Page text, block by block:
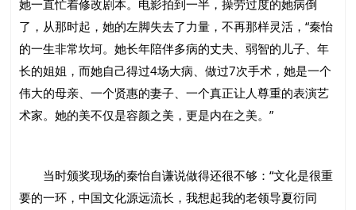
她一直忙着修改剧本。电影拍到一半，操劳过度的她病倒
了，从那时起，她的左脚失去了力量，不再那样灵活，“秦怡
的一生非常坎坷。她长年陪伴多病的丈夫、弱智的儿子、年
长的姐姐，而她自己得过4场大病、做过7次手术，她是一个
伟大的母亲、一个贤惠的妻子、一个真正让人尊重的表演艺
术家。她的美不仅是容颜之美，更是内在之美。”
当时颁奖现场的秦怡自谦说做得还很不够：“文化是很重
要的一环，中国文化源远流长，我想起我的老领导夏衍同